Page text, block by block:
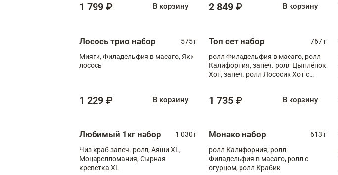
1 799 ₽ В корзину
Тигровая креветка с моцареллой,
2 849 ₽ В корзину
Лосось трио набор
575 г
Мияги, Филадельфия в масаго, Яки
лосось
1 229 ₽ В корзину
Топ сет набор
767 г
ролл Филадельфия в масаго, ролл
Калифорния, запеч. ролл Цыплёнок
Хот, запеч. ролл Лососик Хот с
1 735 ₽ В корзину
Любимый 1кг набор
1 030 г
Чиз краб запеч. ролл, Аяши XL,
Моцарелломания, Сырная
креветка XL
Монако набор
613 г
ролл Калифорния, ролл
Филадельфия в масаго, ролл с
огурцом, ролл Крабик